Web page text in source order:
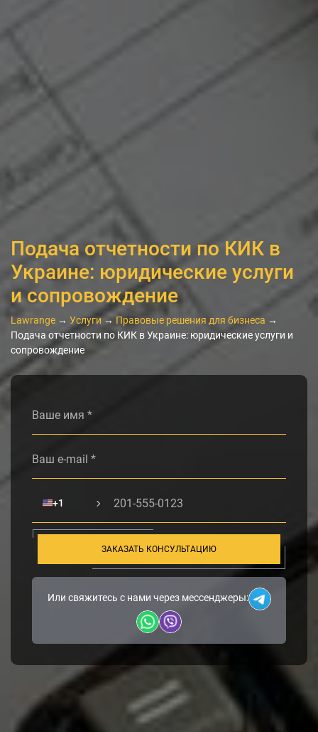
Подача отчетности по КИК в
Украине: юридические услуги
и сопровождение
Lawrange → Услуги→ Правовые решения для бизнеса →
Подача отчетности по КИК в Украине: юридические услуги и
сопровождение
🇺🇸+1
ЗАКАЗАТЬ КОНСУЛЬТАЦИЮ
Или свяжитесь с нами через мессенджеры: